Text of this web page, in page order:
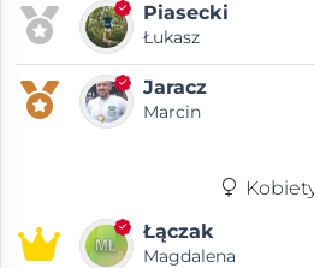
Piasecki
Łukasz
Jaracz
Marcin
Łączak
Magdalena